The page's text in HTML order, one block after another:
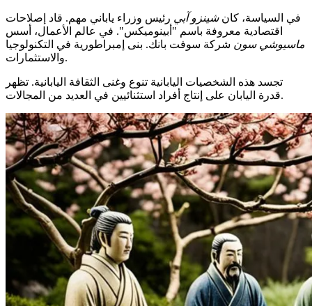
في السياسة، كانشينزو آبي رئيس وزراء ياباني مهم. قاد إصلاحات
اقتصادية معروفة باسم "أبينوميكس". في عالم الأعمال، أسس
ماسيوشي سون شركة سوفت بانك. بنى إمبراطورية في التكنولوجيا
والاستثمارات.
تجسد هذه الشخصيات اليابانية تنوع وغنى الثقافة اليابانية. تظهر
قدرة اليابان على إنتاج أفراد استثنائيين في العديد من المجالات.